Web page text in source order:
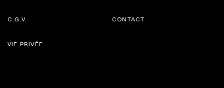
C.G.V. CONTACT
VIE PRIVÉE